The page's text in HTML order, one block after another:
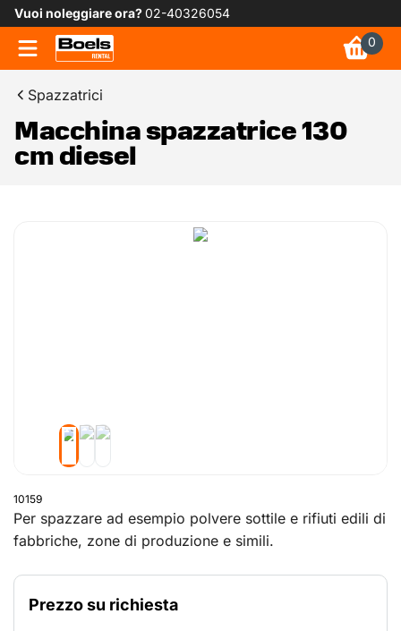
Vuoi noleggiare ora?02-40326054
0
Spazzatrici
Macchina spazzatrice 130
cm diesel
10159
Per spazzare ad esempio polvere sottile e rifiuti edili di
fabbriche, zone di produzione e simili.
Prezzo su richiesta